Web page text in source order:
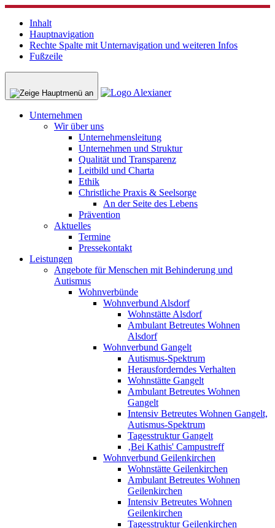
Inhalt
Hauptnavigation
Rechte Spalte mit Unternavigation und weiteren Infos
Fußzeile
Unternehmen
Wir über uns
Unternehmensleitung
Unternehmen und Struktur
Qualität und Transparenz
Leitbild und Charta
Ethik
Christliche Praxis & Seelsorge
An der Seite des Lebens
Prävention
Aktuelles
Termine
Pressekontakt
Leistungen
Angebote für Menschen mit Behinderung und
Autismus
Wohnverbünde
Wohnverbund Alsdorf
Wohnstätte Alsdorf
Ambulant Betreutes Wohnen
Alsdorf
Wohnverbund Gangelt
Autismus-Spektrum
Herausforderndes Verhalten
Wohnstätte Gangelt
Ambulant Betreutes Wohnen
Gangelt
Intensiv Betreutes Wohnen Gangelt,
Autismus-Spektrum
Tagesstruktur Gangelt
‚Bei Kathis' Campustreff
Wohnverbund Geilenkirchen
Wohnstätte Geilenkirchen
Ambulant Betreutes Wohnen
Geilenkirchen
Intensiv Betreutes Wohnen
Geilenkirchen
Tagesstruktur Geilenkirchen